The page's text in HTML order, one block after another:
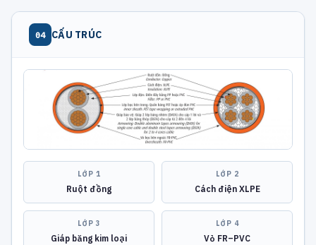
04 CẤU TRÚC
LỚP 1
Ruột đồng
LỚP 2
Cách điện XLPE
LỚP 3
Giáp băng kim loại
LỚP 4
Vỏ FR–PVC